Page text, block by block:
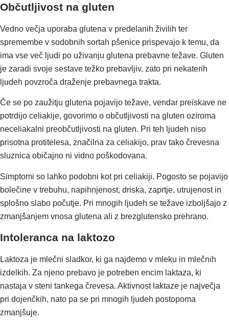
Občutljivost na gluten
Vedno večja uporaba glutena v predelanih živilih ter
spremembe v sodobnih sortah pšenice prispevajo k temu, da
ima vse več ljudi po uživanju glutena prebavne težave. Gluten
je zaradi svoje sestave težko prebavljiv, zato pri nekaterih
ljudeh povzroča draženje prebavnega trakta.
Če se po zaužitju glutena pojavijo težave, vendar preiskave ne
potrdijo celiakije, govorimo o občutljivosti na gluten oziroma
neceliakalni preobčutljivosti na gluten. Pri teh ljudeh niso
prisotna protitelesa, značilna za celiakijo, prav tako črevesna
sluznica običajno ni vidno poškodovana.
Simptomi so lahko podobni kot pri celiakiji. Pogosto se pojavijo
bolečine v trebuhu, napihnjenost, driska, zaprtje, utrujenost in
splošno slabo počutje. Pri mnogih ljudeh se težave izboljšajo z
zmanjšanjem vnosa glutena ali z brezglutensko prehrano.
Intoleranca na laktozo
Laktoza je mlečni sladkor, ki ga najdemo v mleku in mlečnih
izdelkih. Za njeno prebavo je potreben encim laktaza, ki
nastaja v steni tankega črevesa. Aktivnost laktaze je največja
pri dojenčkih, nato pa se pri mnogih ljudeh postopoma
zmanjšuje.